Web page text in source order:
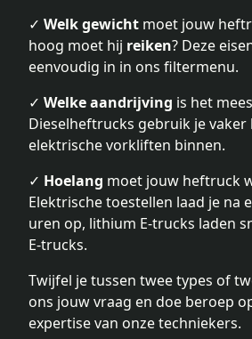
✓ Welk gewicht moet jouw
hoog moet hij reiken? Deze
eenvoudig in in ons filtermenu.
✓ Welke aandrijving is het
Dieselheftrucks gebruik je vaker
elektrische vorkliften binnen.
✓ Hoelang moet jouw heftruck
Elektrische toestellen laad je na
uren op, lithium E-trucks laden
E-trucks.
Twijfel je tussen twee types of
ons jouw vraag en doe beroep
expertise van onze techniekers.